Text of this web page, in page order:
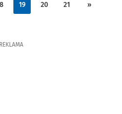
19 20 21 »
REKLAMA